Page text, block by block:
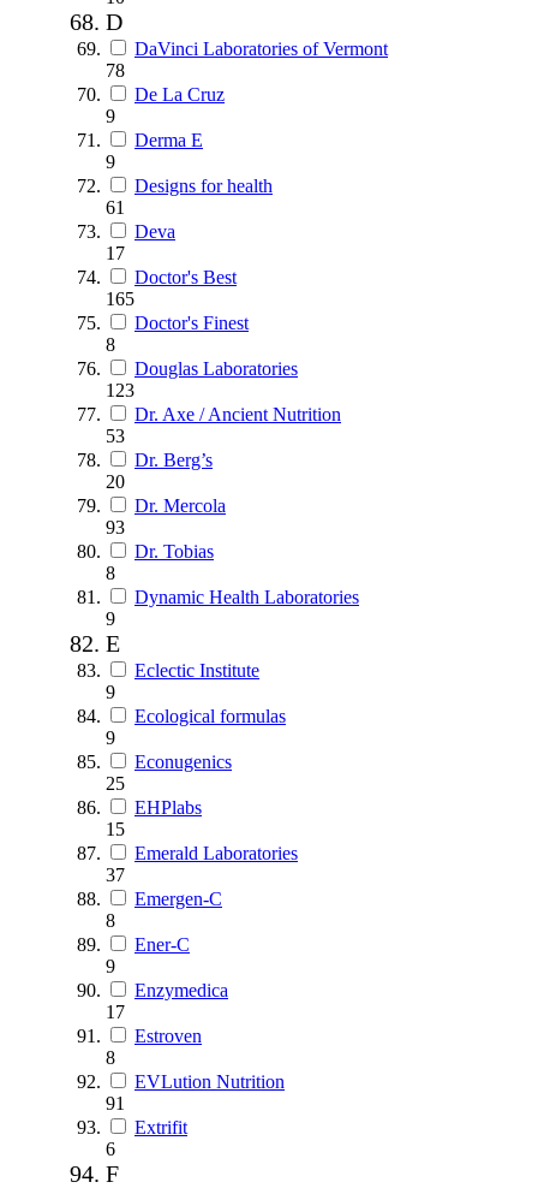
D
DaVinci Laboratories of Vermont
78
De La Cruz
9
Derma E
9
Designs for health
61
Deva
17
Doctor's Best
165
Doctor's Finest
8
Douglas Laboratories
123
Dr. Axe / Ancient Nutrition
53
Dr. Berg’s
20
Dr. Mercola
93
Dr. Tobias
8
Dynamic Health Laboratories
9
E
Eclectic Institute
9
Ecological formulas
9
Econugenics
25
EHPlabs
15
Emerald Laboratories
37
Emergen-C
8
Ener-C
9
Enzymedica
17
Estroven
8
EVLution Nutrition
91
Extrifit
6
F